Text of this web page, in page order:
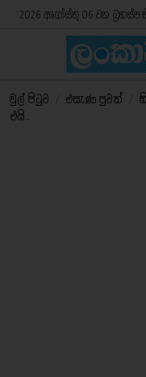
2026 අගෝස්තු 06 වන
මුල් පිටුව එසැණ පුවත්
එයි..